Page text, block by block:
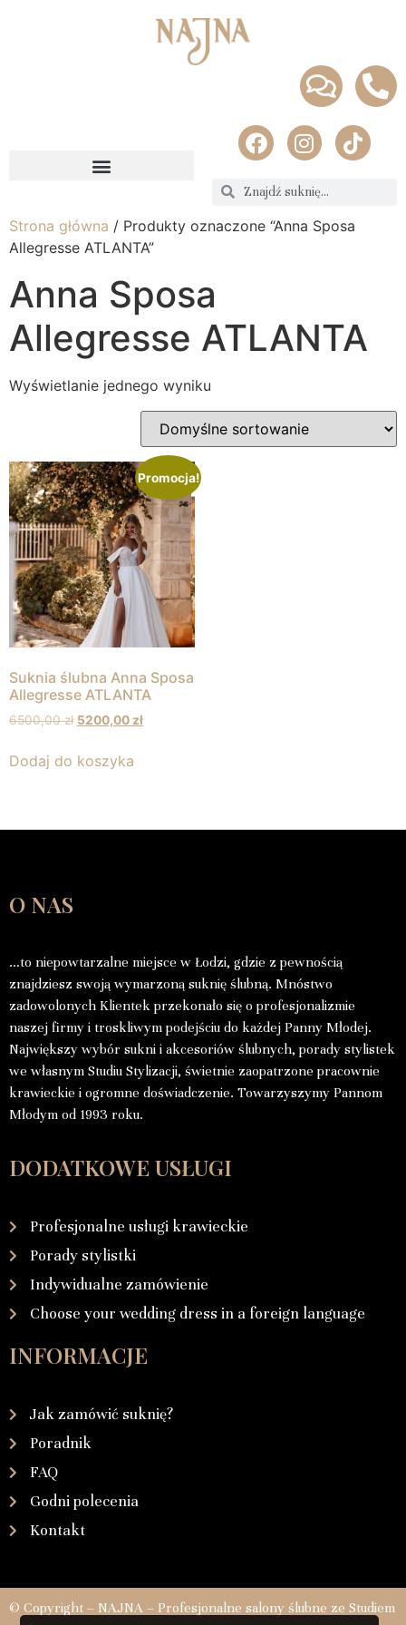
Strona główna / Produkty oznaczone “Anna Sposa
Allegresse ATLANTA”
Anna Sposa
Allegresse ATLANTA
Wyświetlanie jednego wyniku
Promocja!
Suknia ślubna Anna Sposa
Allegresse ATLANTA
6500,00zł 5200,00zł
Dodaj do koszyka
O NAS
…to niepowtarzalne miejsce w Łodzi, gdzie z pewnością
znajdziesz swoją wymarzoną suknię ślubną. Mnóstwo
zadowolonych Klientek przekonało się o profesjonalizmie
naszej firmy i troskliwym podejściu do każdej Panny Młodej.
Największy wybór sukni i akcesoriów ślubnych, porady stylistek
we własnym Studiu Stylizacji, świetnie zaopatrzone pracownie
krawieckie i ogromne doświadczenie. Towarzyszymy Pannom
Młodym od 1993 roku.
DODATKOWE USŁUGI
Profesjonalne usługi krawieckie
Porady stylistki
Indywidualne zamówienie
Choose your wedding dress in a foreign language
INFORMACJE
Jak zamówić suknię?
Poradnik
FAQ
Godni polecenia
Kontakt
© Copyright – NAJNA – Profesjonalne salony ślubne ze Studiem